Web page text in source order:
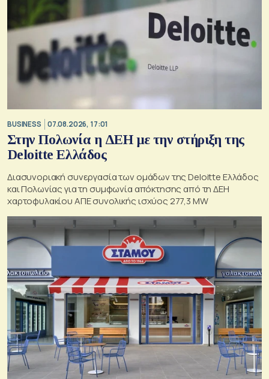
BUSINESS 07.08.2026, 17:01
Στην Πολωνία η ΔΕΗ με την στήριξη της
Deloitte Ελλάδος
Διασυνοριακή συνεργασία των ομάδων της Deloitte Ελλάδος
και Πολωνίας για τη συμφωνία απόκτησης από τη ΔΕΗ
χαρτοφυλακίου ΑΠΕ συνολικής ισχύος 277,3 MW